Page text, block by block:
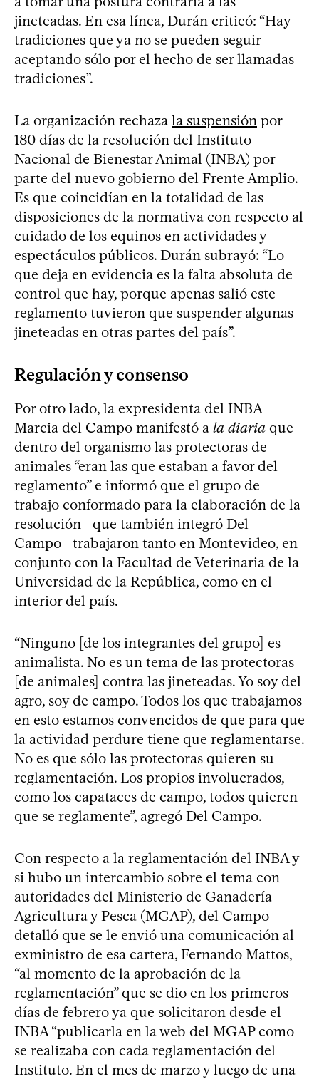
jineteadas. En esa línea, Durán criticó: “Hay
tradiciones que ya no se pueden seguir
aceptando sólo por el hecho de ser llamadas
tradiciones”.
La organización rechaza la suspensión por
180 días de la resolución del Instituto
Nacional de Bienestar Animal (INBA) por
parte del nuevo gobierno del Frente Amplio.
Es que coincidían en la totalidad de las
disposiciones de la normativa con respecto al
cuidado de los equinos en actividades y
espectáculos públicos. Durán subrayó: “Lo
que deja en evidencia es la falta absoluta de
control que hay, porque apenas salió este
reglamento tuvieron que suspender algunas
jineteadas en otras partes del país”.
Regulación y consenso
Por otro lado, la expresidenta del INBA
Marcia del Campo manifestó a la diaria que
dentro del organismo las protectoras de
animales “eran las que estaban a favor del
reglamento” e informó que el grupo de
trabajo conformado para la elaboración de la
resolución –que también integró Del
Campo– trabajaron tanto en Montevideo, en
conjunto con la Facultad de Veterinaria de la
Universidad de la República, como en el
interior del país.
“Ninguno [de los integrantes del grupo] es
animalista. No es un tema de las protectoras
[de animales] contra las jineteadas. Yo soy del
agro, soy de campo. Todos los que trabajamos
en esto estamos convencidos de que para que
la actividad perdure tiene que reglamentarse.
No es que sólo las protectoras quieren su
reglamentación. Los propios involucrados,
como los capataces de campo, todos quieren
que se reglamente”, agregó Del Campo.
Con respecto a la reglamentación del INBA y
si hubo un intercambio sobre el tema con
autoridades del Ministerio de Ganadería
Agricultura y Pesca (MGAP), del Campo
detalló que se le envió una comunicación al
exministro de esa cartera, Fernando Mattos,
“al momento de la aprobación de la
reglamentación” que se dio en los primeros
días de febrero ya que solicitaron desde el
INBA “publicarla en la web del MGAP como
se realizaba con cada reglamentación del
Instituto. En el mes de marzo y luego de una